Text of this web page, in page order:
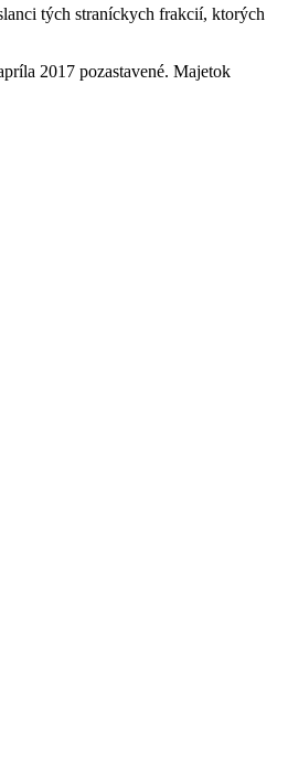
tých straníckych frakcií, ktorých
2017 pozastavené. Majetok